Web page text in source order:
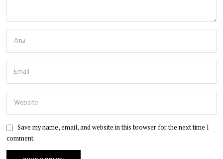
Save my name, email, and website in this browser for the next time I
comment.